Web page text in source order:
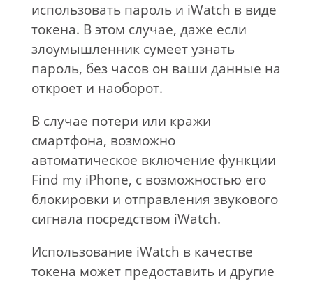
использовать пароль и iWatch в виде
токена. В этом случае, даже если
злоумышленник сумеет узнать
пароль, без часов он ваши данные на
откроет и наоборот.
В случае потери или кражи
смартфона, возможно
автоматическое включение функции
Find my iPhone, с возможностью его
блокировки и отправления звукового
сигнала посредством iWatch.
Использование iWatch в качестве
токена может предоставить и другие